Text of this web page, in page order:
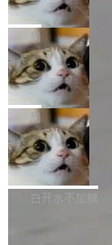
数字电视技术方向
频技...
超出原定预算
最终并未成功落地
达 5 个月，公司直
意味着一个无人看
里日夜不停地"烧钱
2027 年就能追上
ngue 把原因归结
AI 开发者在一个共
而美国模型厂商在"
ding in silos"——各
断从他嘴里说出来
全球最大的开源 AI
型。谁在开源赛道
统，开发者工具必
五年前，David
一个问题：你写过
乎都是没有。工程
序给别人用。偶尔
家居控制、家庭实
aw 是 Shelley 的
nt。他最近在博客
简单：开发者工具
由软件情怀，而是
技术判断。 两行
局
DeepSeek
网最大规模开源
一条内测招募帖，
会变成一场开源
DeepSeek
i）在 X 上发帖：
关开源项目的开发
ness 的内测，可以
局
商汤
开源
商汤科技宣布面向
型的预览版本
白开水不加糖